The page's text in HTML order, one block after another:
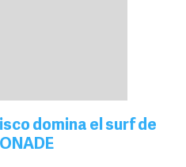
domina el surf de